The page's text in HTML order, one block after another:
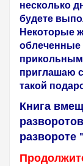
несколько
будете
Некоторые
облеченные
прикольным
приглашаю
такой
Книга
развороте